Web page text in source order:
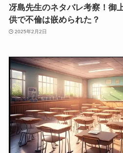
冴島先生のネタバレ考察！御
供で不倫は嵌められた？
2025年2月2日